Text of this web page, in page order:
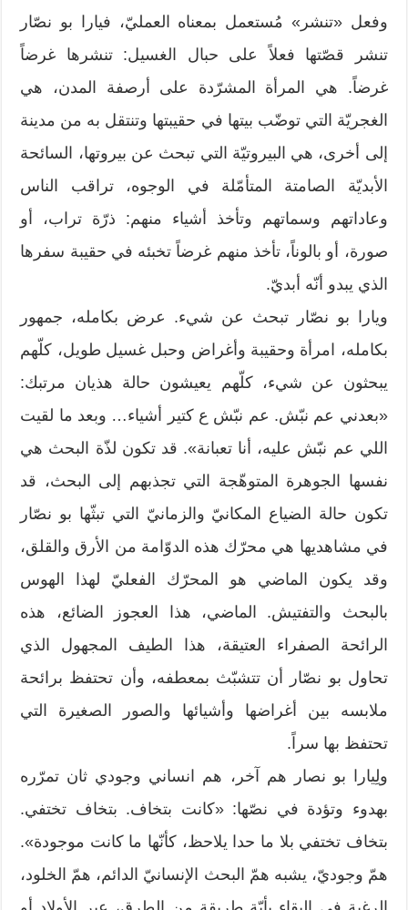
وفعل «تنشر» مُستعمل بمعناه العمليّ، فيارا بو نصّار
تنشر قصّتها فعلاً على حبال الغسيل: تنشرها غرضاً
غرضاً. هي المرأة المشرّدة على أرصفة المدن، هي
الغجريّة التي توضّب بيتها في حقيبتها وتنتقل به من مدينة
إلى أخرى، هي البيروتيّة التي تبحث عن بيروتها، السائحة
الأبديّة الصامتة المتأمّلة في الوجوه، تراقب الناس
وعاداتهم وسماتهم وتأخذ أشياء منهم: ذرّة تراب، أو
صورة، أو بالوناً، تأخذ منهم غرضاً تخبئه في حقيبة سفرها
الذي يبدو أنّه أبديّ.
ويارا بو نصّار تبحث عن شيء. عرض بكامله، جمهور
بكامله، امرأة وحقيبة وأغراض وحبل غسيل طويل، كلّهم
يبحثون عن شيء، كلّهم يعيشون حالة هذيان مرتبك:
«بعدني عم نبّش. عم نبّش ع كتير أشياء… وبعد ما لقيت
اللي عم نبّش عليه، أنا تعبانة». قد تكون لذّة البحث هي
نفسها الجوهرة المتوهّجة التي تجذبهم إلى البحث، قد
تكون حالة الضياع المكانيّ والزمانيّ التي تبثّها بو نصّار
في مشاهديها هي محرّك هذه الدوّامة من الأرق والقلق،
وقد يكون الماضي هو المحرّك الفعليّ لهذا الهوس
بالبحث والتفتيش. الماضي، هذا العجوز الضائع، هذه
الرائحة الصفراء العتيقة، هذا الطيف المجهول الذي
تحاول بو نصّار أن تتشبّث بمعطفه، وأن تحتفظ برائحة
ملابسه بين أغراضها وأشيائها والصور الصغيرة التي
تحتفظ بها سراً.
ولِيارا بو نصار هم آخر، هم انساني وجودي ثان تمرّره
بهدوء وتؤدة في نصّها: «كانت بتخاف. بتخاف تختفي.
بتخاف تختفي بلا ما حدا يلاحظ، كأنّها ما كانت موجودة».
همّ وجوديّ، يشبه همّ البحث الإنسانيّ الدائم، همّ الخلود،